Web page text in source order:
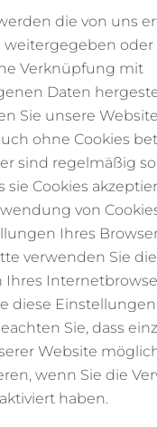
die von uns
weitergegeben oder
Verknüpfung mit
Daten
Sie unsere Website
ohne Cookies
sind regelmäßig so
sie Cookies
von
Ihres
verwenden Sie die
diese
Sie, dass
Website
wenn Sie die
haben.